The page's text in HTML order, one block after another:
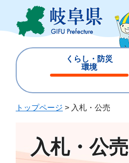
ジ
ュ
くらし・防災
環境
じ
トップページ > 入札・公売
入札・公売